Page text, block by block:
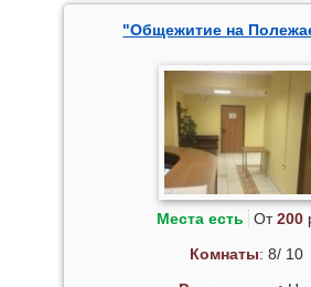
"Общежитие на
Места есть От200
Комнаты: 8/ 10